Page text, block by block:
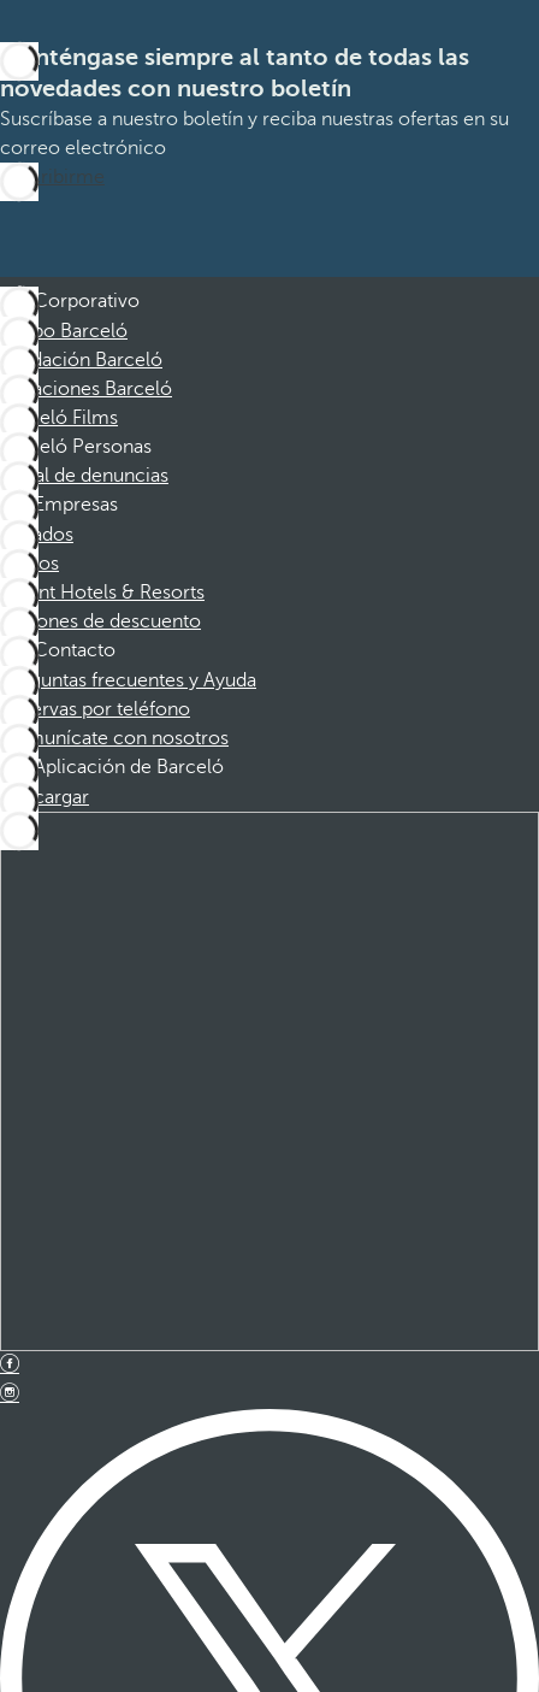
Manténgase siempre al tanto de todas las
novedades con nuestro boletín
Suscríbase a nuestro boletín y reciba nuestras ofertas en su
correo electrónico
Suscribirme
Corporativo
Grupo Barceló
Fundación Barceló
Vacaciones Barceló
Barceló Films
Barceló Personas
Canal de denuncias
Empresas
Afiliados
Socios
Dorint Hotels & Resorts
Cupones de descuento
Contacto
Preguntas frecuentes y Ayuda
Reservas por teléfono
Comunícate con nosotros
Aplicación de Barceló
Descargar